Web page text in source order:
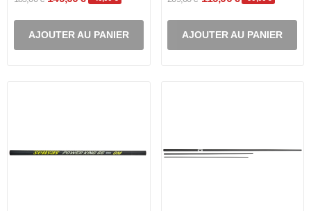
AJOUTER AU PANIER AJOUTER AU PANIER